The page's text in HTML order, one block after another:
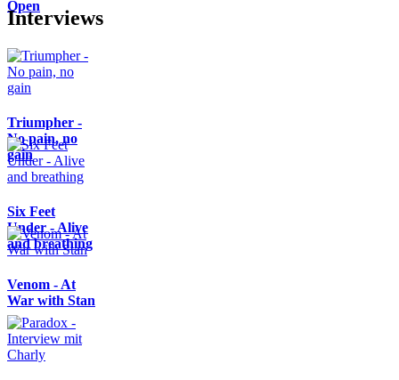
Open
Interviews
Triumpher -
No pain, no
gain
Six Feet
Under - Alive
and breathing
Venom - At
War with Stan